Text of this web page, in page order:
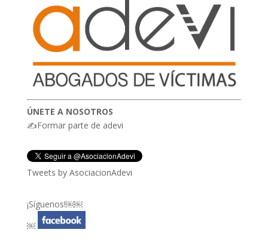
ÚNETE A NOSOTROS
✍Formar parte de adevi
Tweets by AsociacionAdevi
¡Síguenos!￼￼
￼